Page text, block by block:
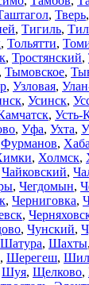
, Тверь,
, Тигиль,
, Тольятти,
, Тростянский,
, Тымовское,
, Узловая,
, Усинск,
, Усть-
, Уфа, Ухта,
Фурманов,
, Холмск,
Чайковский,
, Чегдомын,
, Черниговка,
,
, Чунский,
Шатура, Шахты,
, Шерегеш,
Шуя, Щелково,